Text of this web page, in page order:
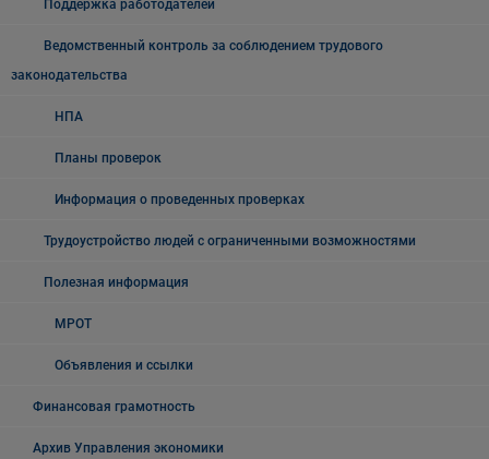
Поддержка работодателей
Ведомственный контроль за соблюдением трудового
законодательства
НПА
Планы проверок
Информация о проведенных проверках
Трудоустройство людей с ограниченными возможностями
Полезная информация
МРОТ
Объявления и ссылки
Финансовая грамотность
Архив Управления экономики